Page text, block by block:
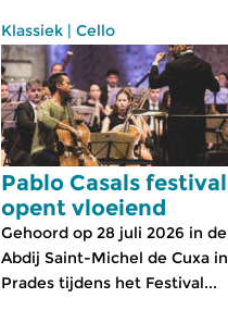
Klassiek | Cello
Pablo Casals festival
opent vloeiend
Gehoord op 28 juli 2026 in de
Abdij Saint-Michel de Cuxa in
Prades tijdens het Festival...